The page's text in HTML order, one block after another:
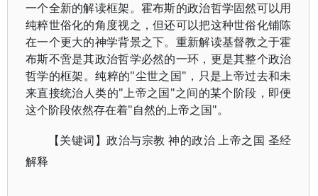
一个全新的解读框架。霍布斯的政治哲学固然可以用
纯粹世俗化的角度视之，但还可以把这种世俗化铺陈
在一个更大的神学背景之下。重新解读基督教之于霍
布斯不啻是其政治哲学必然的一环，更是其整个政治
哲学的框架。纯粹的"尘世之国"，只是上帝过去和未
来直接统治人类的"上帝之国"之间的某个阶段，即便
这个阶段依然存在着"自然的上帝之国"。
【关键词】政治与宗教 神的政治 上帝之国 圣经
解释